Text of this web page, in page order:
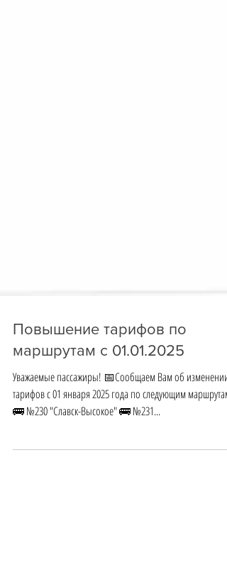
Повышение тарифов по
маршрутам с 01.01.2025
Уважаемые пассажиры! 📅Сообщаем Вам об изменении
тарифов с 01 января 2025 года по следующим маршрутам: